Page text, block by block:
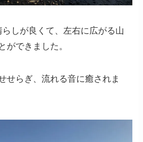
しが良くて、左右に広がる山
ができました。
せらぎ、流れる音に癒されま